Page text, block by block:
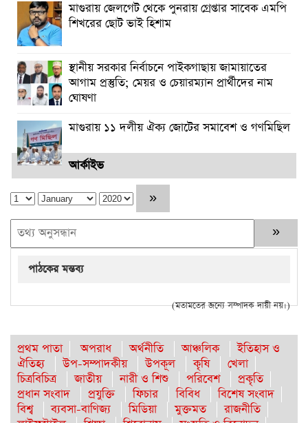
মাগুরায় জেলগেট থেকে পুনরায় গ্রেপ্তার সাবেক এমপি
শিখরের ছোট ভাই হিশাম
স্থানীয় সরকার নির্বাচনে পাইকগাছায় জামায়াতের
আগাম প্রস্তুতি; মেয়র ও চেয়ারম্যান প্রার্থীদের নাম
ঘোষণা
মাগুরায় ১১ দলীয় ঐক্য জোটের সমাবেশ ও গণমিছিল
আর্কাইভ
পাঠকের মন্তব্য
(মতামতের জন্যে সম্পাদক দায়ী নয়।)
প্রথম পাতা অপরাধ অর্থনীতি আঞ্চলিক
ইতিহাস ও
ঐতিহ্য
উপ-সম্পাদকীয় উপকূল কৃষি
খেলা
চিত্রবিচিত্র
জাতীয় নারী ও শিশু পরিবেশ
প্রকৃতি
প্রধান সংবাদ
প্রযুক্তি ফিচার বিবিধ
বিশেষ সংবাদ
বিশ্ব
ব্যবসা-বাণিজ্য মিডিয়া মুক্তমত
রাজনীতি